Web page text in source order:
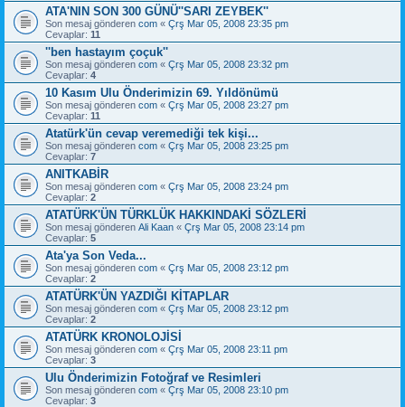
ATA'NIN SON 300 GÜNÜ''SARI ZEYBEK''
Son mesaj gönderen com « Çrş Mar 05, 2008 23:35 pm
Cevaplar: 11
''ben hastayım çoçuk''
Son mesaj gönderen com « Çrş Mar 05, 2008 23:32 pm
Cevaplar: 4
10 Kasım Ulu Önderimizin 69. Yıldönümü
Son mesaj gönderen com « Çrş Mar 05, 2008 23:27 pm
Cevaplar: 11
Atatürk'ün cevap veremediği tek kişi...
Son mesaj gönderen com « Çrş Mar 05, 2008 23:25 pm
Cevaplar: 7
ANITKABİR
Son mesaj gönderen com « Çrş Mar 05, 2008 23:24 pm
Cevaplar: 2
ATATÜRK'ÜN TÜRKLÜK HAKKINDAKİ SÖZLERİ
Son mesaj gönderen Ali Kaan « Çrş Mar 05, 2008 23:14 pm
Cevaplar: 5
Ata'ya Son Veda...
Son mesaj gönderen com « Çrş Mar 05, 2008 23:12 pm
Cevaplar: 2
ATATÜRK'ÜN YAZDIĞI KİTAPLAR
Son mesaj gönderen com « Çrş Mar 05, 2008 23:12 pm
Cevaplar: 2
ATATÜRK KRONOLOJİSİ
Son mesaj gönderen com « Çrş Mar 05, 2008 23:11 pm
Cevaplar: 3
Ulu Önderimizin Fotoğraf ve Resimleri
Son mesaj gönderen com « Çrş Mar 05, 2008 23:10 pm
Cevaplar: 3